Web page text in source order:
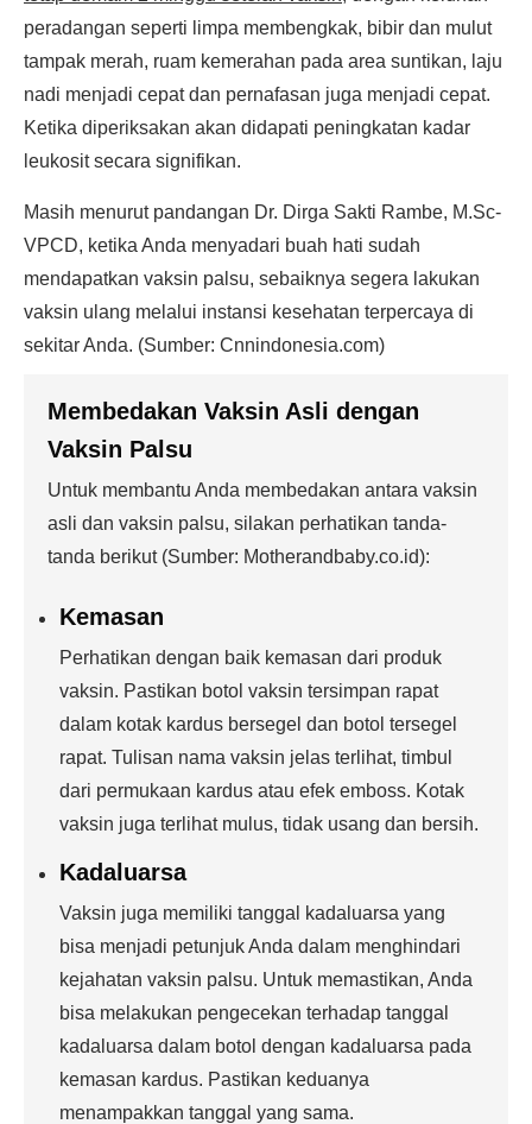
peradangan seperti limpa membengkak, bibir dan mulut
tampak merah, ruam kemerahan pada area suntikan, laju
nadi menjadi cepat dan pernafasan juga menjadi cepat.
Ketika diperiksakan akan didapati peningkatan kadar
leukosit secara signifikan.
Masih menurut pandangan Dr. Dirga Sakti Rambe, M.Sc-
VPCD, ketika Anda menyadari buah hati sudah
mendapatkan vaksin palsu, sebaiknya segera lakukan
vaksin ulang melalui instansi kesehatan terpercaya di
sekitar Anda. (Sumber: Cnnindonesia.com)
Membedakan Vaksin Asli dengan
Vaksin Palsu
Untuk membantu Anda membedakan antara vaksin
asli dan vaksin palsu, silakan perhatikan tanda-
tanda berikut (Sumber: Motherandbaby.co.id):
Kemasan
Perhatikan dengan baik kemasan dari produk
vaksin. Pastikan botol vaksin tersimpan rapat
dalam kotak kardus bersegel dan botol tersegel
rapat. Tulisan nama vaksin jelas terlihat, timbul
dari permukaan kardus atau efek emboss. Kotak
vaksin juga terlihat mulus, tidak usang dan bersih.
Kadaluarsa
Vaksin juga memiliki tanggal kadaluarsa yang
bisa menjadi petunjuk Anda dalam menghindari
kejahatan vaksin palsu. Untuk memastikan, Anda
bisa melakukan pengecekan terhadap tanggal
kadaluarsa dalam botol dengan kadaluarsa pada
kemasan kardus. Pastikan keduanya
menampakkan tanggal yang sama.